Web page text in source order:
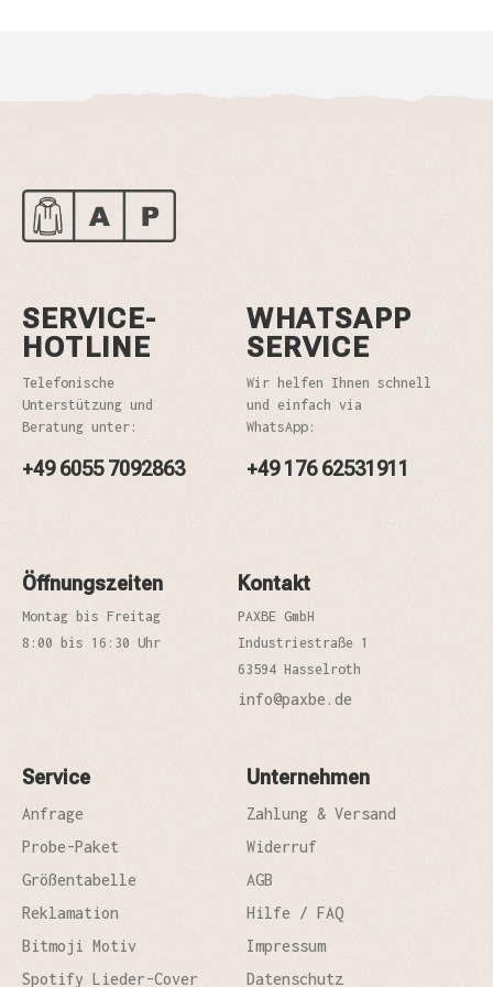
SERVICE-
HOTLINE
Telefonische
Unterstützung und
Beratung unter:
+49 6055 7092863
WHATSAPP
SERVICE
Wir helfen Ihnen schnell
und einfach via
WhatsApp:
+49 176 62531911
Öffnungszeiten
Montag bis Freitag
8:00 bis 16:30 Uhr
Kontakt
PAXBE GmbH
Industriestraße 1
63594 Hasselroth
info@paxbe.de
Service
Anfrage
Probe-Paket
Größentabelle
Reklamation
Bitmoji Motiv
Spotify Lieder-Cover
Unternehmen
Zahlung & Versand
Widerruf
AGB
Hilfe / FAQ
Impressum
Datenschutz